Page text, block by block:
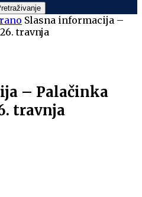
Slasna informacija –
travnja
– Palačinka
travnja